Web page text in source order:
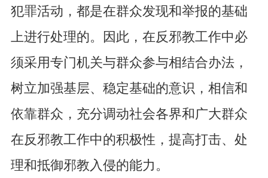
犯罪活动，都是在群众发现和举报的基础
上进行处理的。因此，在反邪教工作中必
须采用专门机关与群众参与相结合办法，
树立加强基层、稳定基础的意识，相信和
依靠群众，充分调动社会各界和广大群众
在反邪教工作中的积极性，提高打击、处
理和抵御邪教入侵的能力。